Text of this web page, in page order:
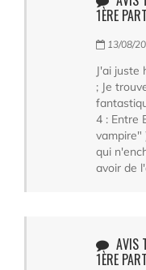
1ÈRE
13/08/
J'ai juste
; Je
4 : Entre
vampire"
qui
avoir de
AVIS
1ÈRE